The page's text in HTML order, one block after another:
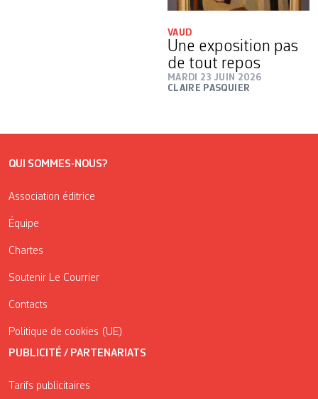
VAUD
Une exposition pas
de tout repos
MARDI 23 JUIN 2026
CLAIRE PASQUIER
QUI SOMMES-NOUS?
Association éditrice
Équipe
Chartes
Soutenir Le Courrier
Contacts
Politique de cookies (UE)
PUBLICITÉ / PARTENARIATS
Tarifs publicitaires